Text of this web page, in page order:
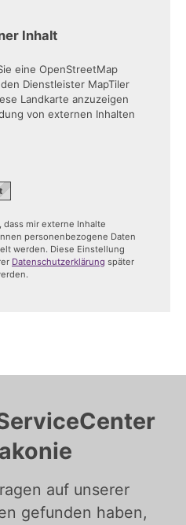
Inhalt
eine OpenStreetMap
Dienstleister MapTiler
Landkarte anzuzeigen
von externen Inhalten
mir externe Inhalte
personenbezogene Daten
werden. Diese Einstellung
Datenschutzerklärung später
auf unserer
gefunden haben,